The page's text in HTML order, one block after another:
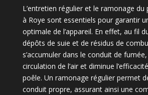
L’entretien régulier et le ramonage du
à Roye sont essentiels pour garantir
optimale de l’appareil. En effet, au fil
dépôts de suie et de résidus de
s’accumuler dans le conduit de
circulation de l’air et diminue
poêle. Un ramonage régulier permet
conduit propre, assurant ainsi une